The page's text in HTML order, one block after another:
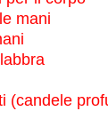
mani
(candele